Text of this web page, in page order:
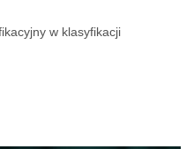
w klasyfikacji